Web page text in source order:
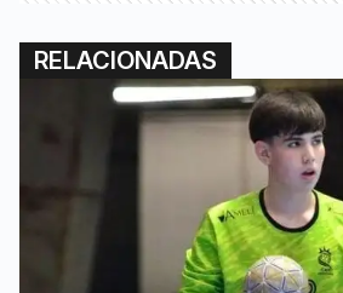
RELACIONADAS